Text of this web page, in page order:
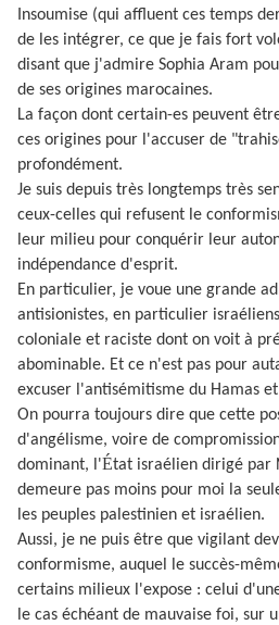
Insoumise (qui affluent ces temps
de les intégrer, ce que je fais fort
disant que j'admire Sophia Aram
de ses origines marocaines.
La façon dont certain-es peuvent
ces origines pour l'accuser de
profondément.
Je suis depuis très longtemps très
ceux-celles qui refusent le
leur milieu pour conquérir leur
indépendance d'esprit.
En particulier, je voue une grande
antisionistes, en particulier
coloniale et raciste dont on voit à
abominable. Et ce n'est pas pour
excuser l'antisémitisme du Hamas
On pourra toujours dire que cette
d'angélisme, voire de
dominant, l'État israélien dirigé par
demeure pas moins pour moi la
les peuples palestinien et israélien.
Aussi, je ne puis être que vigilant
conformisme, auquel le succès-
certains milieux l'expose : celui
le cas échéant de mauvaise foi, sur